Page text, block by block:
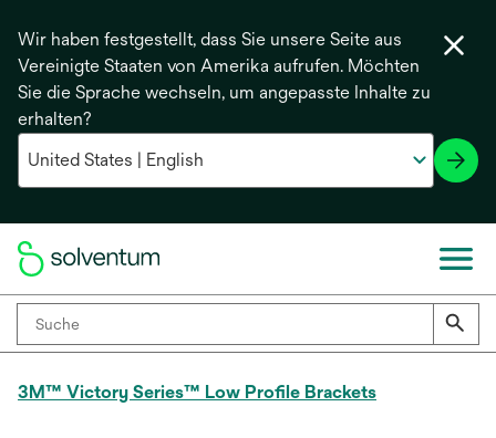
Wir haben festgestellt, dass Sie unsere Seite aus
Vereinigte Staaten von Amerika aufrufen. Möchten
Sie die Sprache wechseln, um angepasste Inhalte zu
erhalten?
3M™ Victory Series™ Low Profile Brackets